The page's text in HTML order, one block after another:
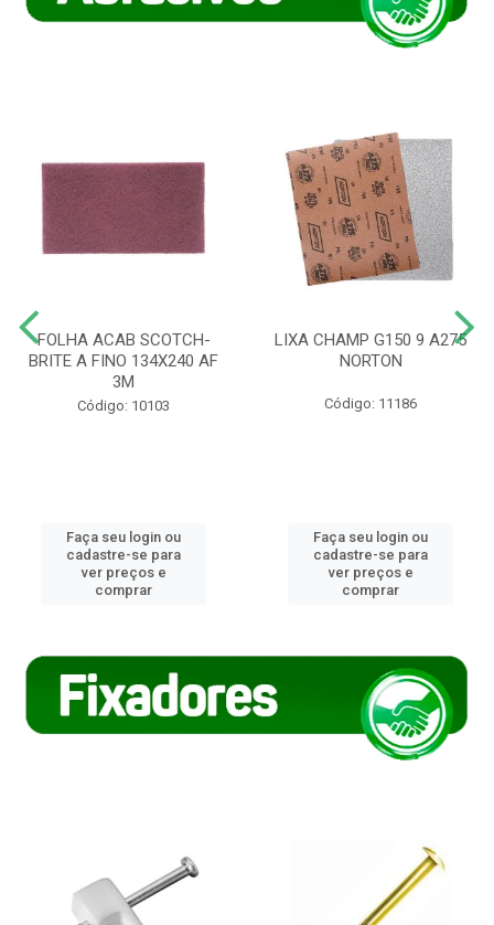
FOLHA ACAB SCOTCH-
BRITE A FINO 134X240 AF
3M
Código: 10103
Faça seu login ou
cadastre-se para
ver preços e
comprar
LIXA CHAMP G150 9 A275
NORTON
Código: 11186
Faça seu login ou
cadastre-se para
ver preços e
comprar